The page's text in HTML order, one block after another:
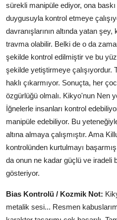
sürekli manipüle ediyor, ona
duygusuyla kontrol etmeye
davranışlarının altında yatan
travma olabilir. Belki de o da
şekilde kontrol edilmiştir ve bu
şekilde yetiştirmeye çalışıyordur.
haklı çıkarmıyor. Sonuçta, her
özgürlüğü olmalı. Kikyo'nun Nen
İğnelerle insanları kontrol
manipüle edebiliyor. Bu
altına almaya çalışmıştır. Ama
kontrolünden kurtulmayı
da onun ne kadar güçlü ve iradeli
gösteriyor.
Bias Kontrolü / Kozmik Not:
metalik sesi... Resmen